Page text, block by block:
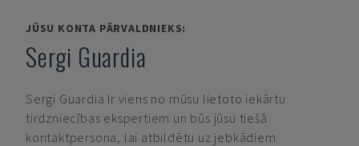
JŪSU KONTA PĀRVALDNIEKS:
Sergi Guardia
Sergi Guardia Ir viens no mūsu lietoto iekārtu
tirdzniecības ekspertiem un būs jūsu tiešā
kontaktpersona, lai atbildētu uz jebkādiem